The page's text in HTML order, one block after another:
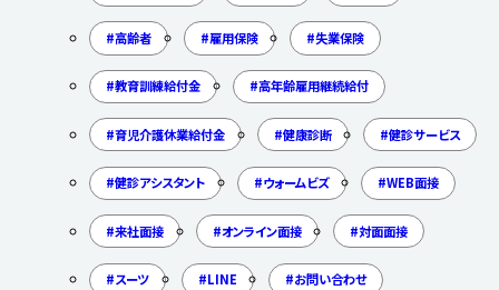
高齢者 雇用保険 失業保険
教育訓練給付金 高年齢雇用継続給付
育児介護休業給付金 健康診断 健診サービス
健診アシスタント ウォームビズ WEB面接
来社面接 オンライン面接 対面面接
スーツ LINE お問い合わせ